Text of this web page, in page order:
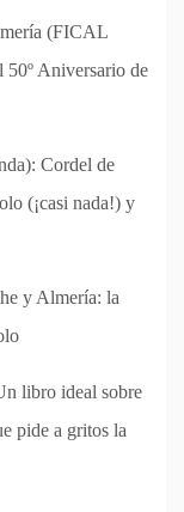
(FICAL
50º Aniversario de
Cordel de
(¡casi nada!) y
y Almería: la
libro ideal sobre
pide a gritos la